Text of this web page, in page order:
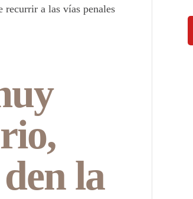
recurrir a las vías penales
la